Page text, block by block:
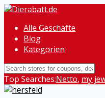
Alle Geschäfte
Blog
Kategorien
Top Searches:Netto, my